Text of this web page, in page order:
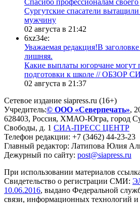
Сургутские спасатели
мужчину
02 августа в 21:42
6xz34e:
Уважаемая редакция!В
лишняя.
Какие выплаты югорчане могут
подготовки к школе // ОБЗОР
02 августа в 21:37
Сетевое издание siapress.ru (16+)
Учредитель:© ООО «Северпечать»,
628403, Россия, ХМАО-Югра, город
Свободы, д. 1 СИА-ПРЕСС ЦЕНТР
Телефон редакции: +7 (3462) 44-23-23
Главный редактор: Латипова Юлия
Дежурный по сайту: post@siapress.ru
При использовании материалов
Свидетельство о регистрации СМИ:
10.06.2016, выдано Федеральной
связи, информационных технологий